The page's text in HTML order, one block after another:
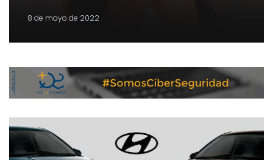
8 de mayo de 2022